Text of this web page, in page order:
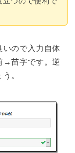
いので入力自体
→苗字です。逆
。